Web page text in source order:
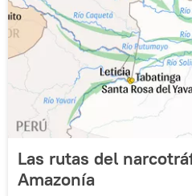
Las rutas del
Amazonía